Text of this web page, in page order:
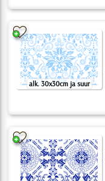
alk. 30x30cm ja suur